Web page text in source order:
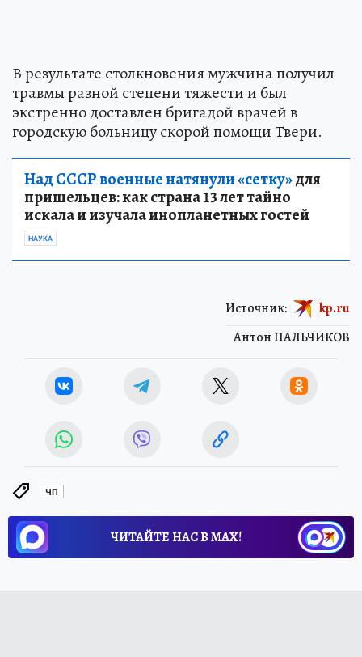
В результате столкновения мужчина получил
травмы разной степени тяжести и был
экстренно доставлен бригадой врачей в
городскую больницу скорой помощи Твери.
Над СССР военные натянули «сетку»для
пришельцев: как страна 13 лет тайно
искала и изучала инопланетных гостей
НАУКА
Антон ПАЛЬЧИКОВ
Источник: kp.ru
ЧП
ЧИТАЙТЕ НАС В МАХ!